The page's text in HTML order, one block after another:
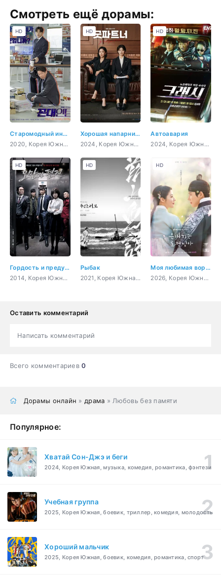
Смотреть ещё дорамы:
Старомодный интерн
2020, Корея Южная, бизнес, комедия, повседневность, драма
HD
Хорошая напарница
2024, Корея Южная, комедия, закон, повседневность, драма
HD
Автоавария
2024, Корея Южная, боевик, триллер, мистика, комедия
HD
Гордость и предубеждение
2014, Корея Южная, мистика, закон, романтика
HD
Рыбак
2021, Корея Южная, история, драма
HD
Моя любимая воровка
2026, Корея Южная, история, комедия, романтика, сверхъестественное
HD
Оставить комментарий
Написать комментарий
Всего комментариев0
Дорамы онлайн » драма » Любовь без памяти
Популярное:
Хватай Сон-Джэ и беги
2024, Корея Южная, музыка, комедия, романтика, фэнтези
Учебная группа
2025, Корея Южная, боевик, триллер, комедия, молодость
Хороший мальчик
2025, Корея Южная, боевик, комедия, романтика, спорт